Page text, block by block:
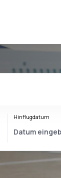
Hinflugdatum